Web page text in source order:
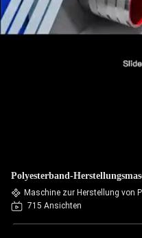
Polyesterband-
Maschine zur Herstellung von
715 Ansichten